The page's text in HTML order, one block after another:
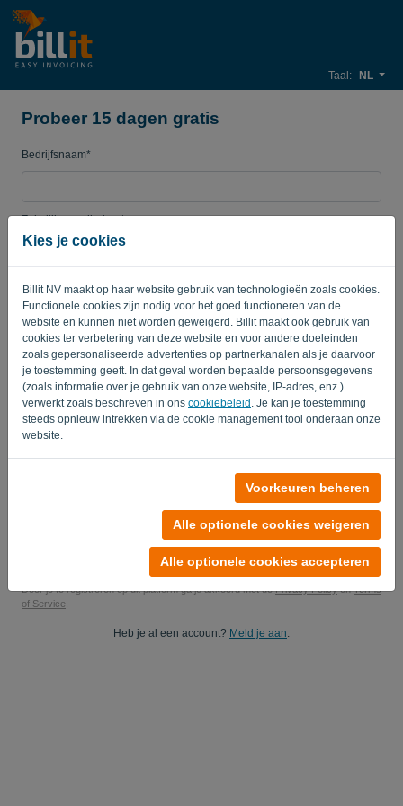
Kies je cookies
Billit NV maakt op haar website gebruik van technologieën zoals cookies.
Functionele cookies zijn nodig voor het goed functioneren van de
website en kunnen niet worden geweigerd. Billit maakt ook gebruik van
cookies ter verbetering van deze website en voor andere doeleinden
zoals gepersonaliseerde advertenties op partnerkanalen als je daarvoor
je toestemming geeft. In dat geval worden bepaalde persoonsgegevens
(zoals informatie over je gebruik van onze website, IP-adres, enz.)
verwerkt zoals beschreven in ons cookiebeleid . Je kan je toestemming
steeds opnieuw intrekken via de cookie management tool onderaan onze
website.
Voorkeuren beheren
Alle optionele cookies weigeren
Alle optionele cookies accepteren
Taal: NL
Probeer 15 dagen gratis
Bedrijfsnaam*
Zakelijk e-mailadres*
Wachtwoord
Land
Ja, je mag mij productupdates sturen..
Start je gratis proefperiode
Je zit nergens aan vast! 100% vrijblijvend
Je gegevens zijn 100% veilig
Door je te registreren op dit platform ga je akkoord met dePrivacy PolicyenTerms
of Service
Heb je al een account? Meld je aan.